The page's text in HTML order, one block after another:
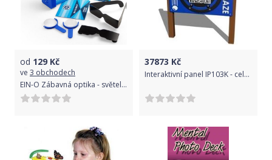
od 129 Kč
ve 3 obchodech
EIN-O Zábavná optika - světelná projekce
37873 Kč
Interaktivní panel IP103K - celokovový